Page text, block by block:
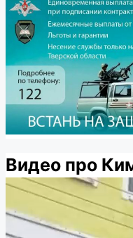
Видео про